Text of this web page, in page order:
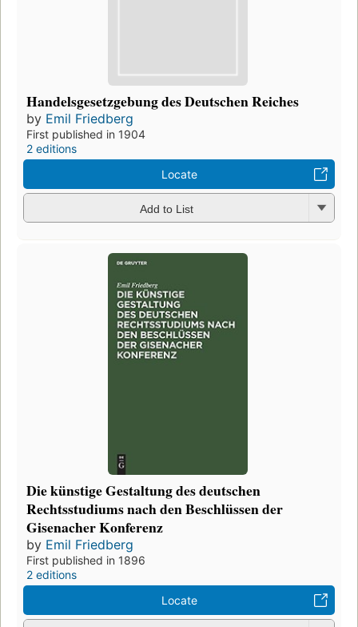
Handelsgesetzgebung des Deutschen Reiches
by Emil Friedberg
First published in 1904
2 editions
Locate
Add to List
Die künstige Gestaltung des deutschen
Rechtsstudiums nach den Beschlüssen der
Gisenacher Konferenz
by Emil Friedberg
First published in 1896
2 editions
Locate